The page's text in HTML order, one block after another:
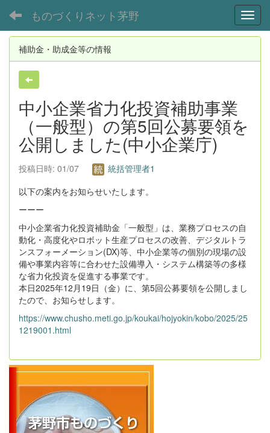
ものづくりネット茅野
補助金・助成金等の情報
中小企業省力化投資補助事業
（一般型）の第5回公募要領を
公開しました(中小企業庁)
投稿日時: 01/07
統括管理者1
以下の案内をお知らせいたします。
ーーー
中小企業省力化投資補助金「一般型」は、業務プロセスの自
動化・高度化やロボット生産プロセスの改善、デジタルトラ
ンスフォーメーション(DX)等、中小企業等の個別の現場の設
備や事業内容等に合わせた設備導入・システム構築等の多様
な省力化投資を促進する事業です。
本日2025年12月19日（金）に、第5回公募要領を公開しまし
たので、お知らせします。
https://www.chusho.meti.go.jp/koukai/hojyokin/kobo/2025/25
1219001.html